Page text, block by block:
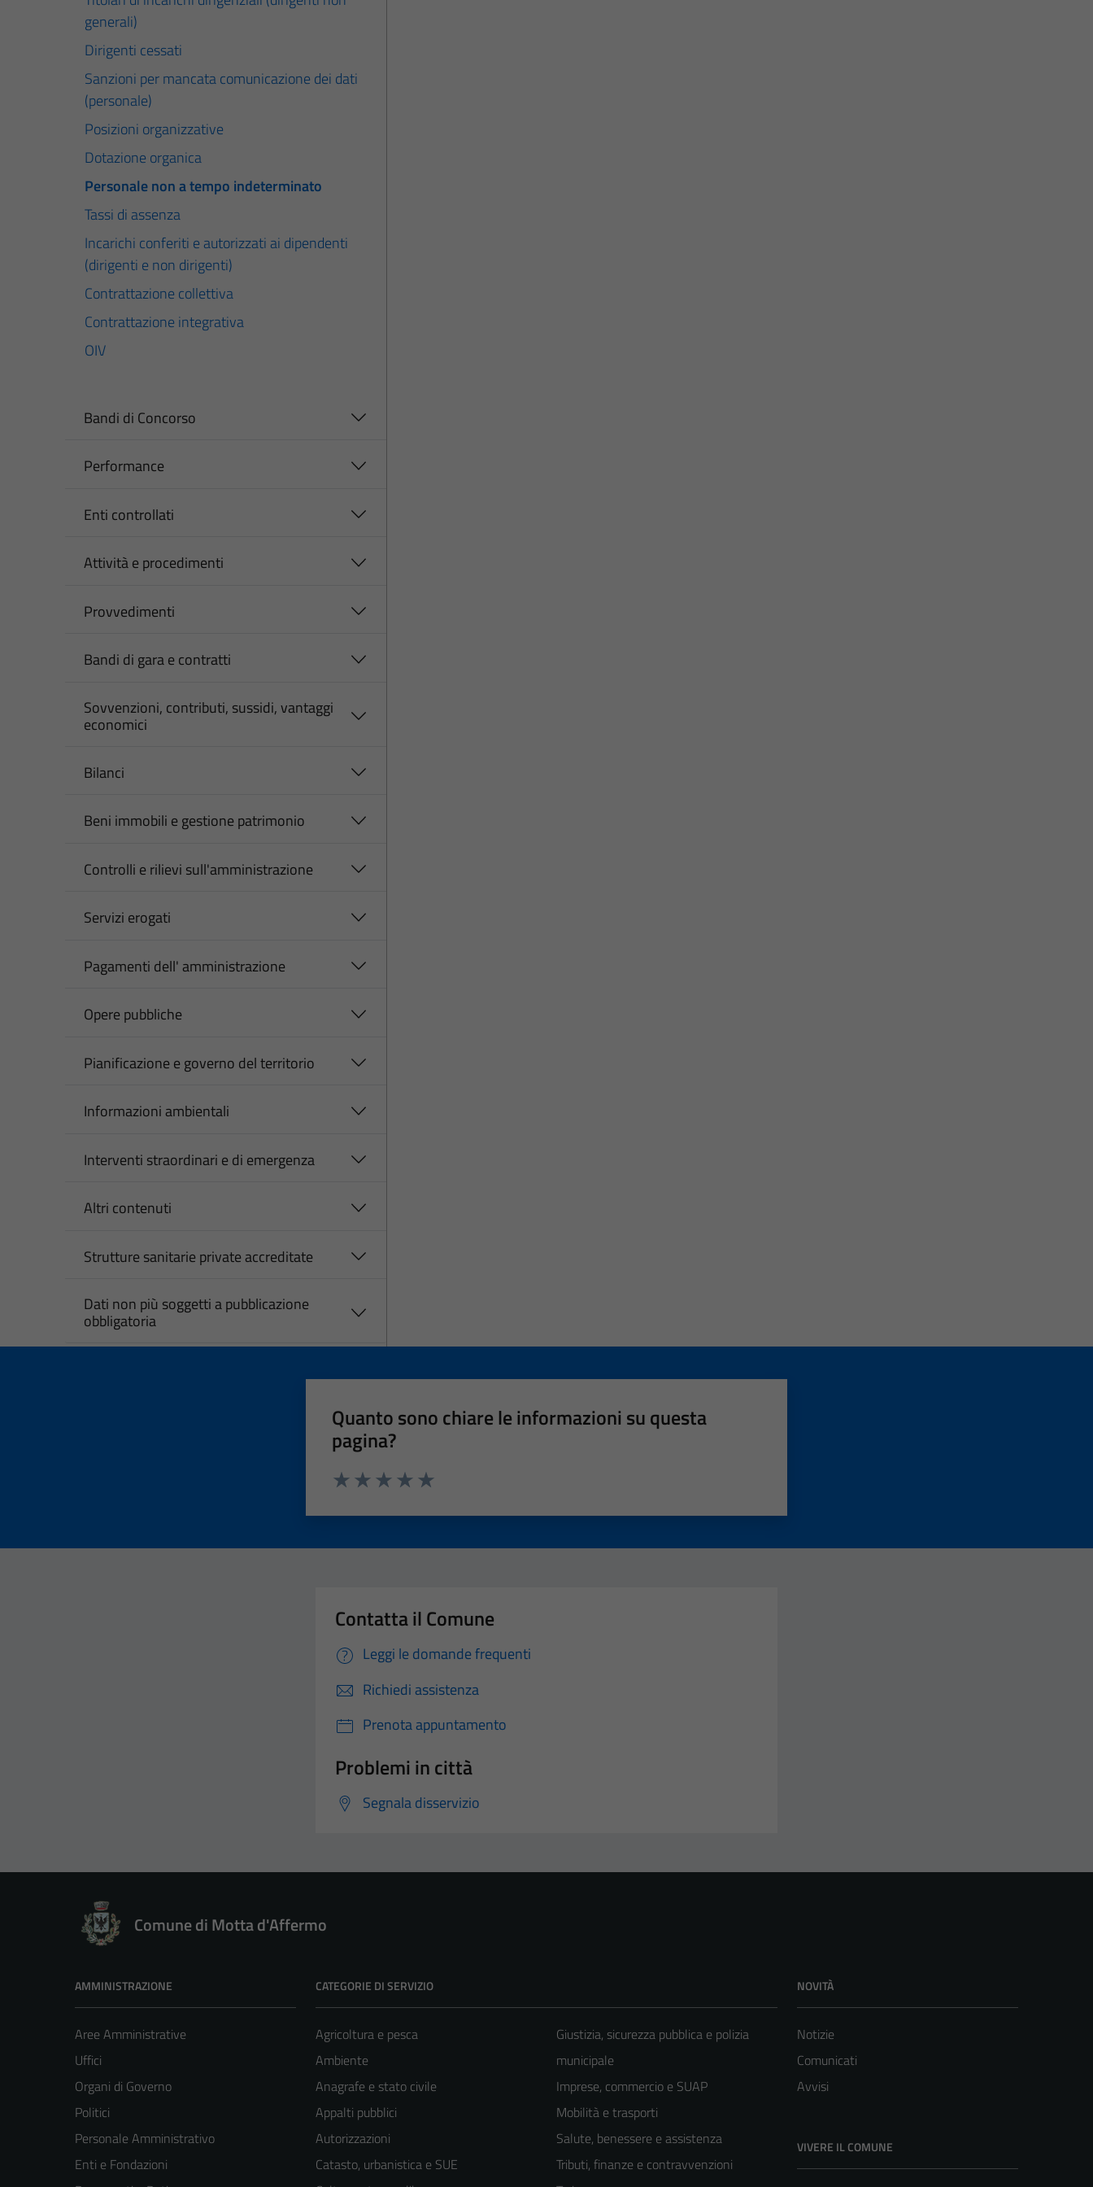
generali)
Dirigenti cessati
Sanzioni per mancata comunicazione dei dati
(personale)
Posizioni organizzative
Dotazione organica
Personale non a tempo indeterminato
Tassi di assenza
Incarichi conferiti e autorizzati ai dipendenti
(dirigenti e non dirigenti)
Contrattazione collettiva
Contrattazione integrativa
OIV
Bandi di Concorso
Performance
Enti controllati
Attività e procedimenti
Provvedimenti
Bandi di gara e contratti
Sovvenzioni, contributi, sussidi, vantaggi
economici
Bilanci
Beni immobili e gestione patrimonio
Controlli e rilievi sull'amministrazione
Servizi erogati
Pagamenti dell' amministrazione
Opere pubbliche
Pianificazione e governo del territorio
Informazioni ambientali
Interventi straordinari e di emergenza
Altri contenuti
Strutture sanitarie private accreditate
Dati non più soggetti a pubblicazione
obbligatoria
Quanto sono chiare le informazioni su questa
pagina?
Contatta il Comune
Leggi le domande frequenti
Richiedi assistenza
Prenota appuntamento
Problemi in città
Segnala disservizio
Comune di Motta d'Affermo
AMMINISTRAZIONE
Aree Amministrative
Uffici
Organi di Governo
Politici
Personale Amministrativo
Enti e Fondazioni
CATEGORIE DI SERVIZIO
Agricoltura e pesca
Ambiente
Anagrafe e stato civile
Appalti pubblici
Autorizzazioni
Catasto, urbanistica e SUE
Giustizia, sicurezza pubblica e polizia
municipale
Imprese, commercio e SUAP
Mobilità e trasporti
Salute, benessere e assistenza
Tributi, finanze e contravvenzioni
NOVITÀ
Notizie
Comunicati
Avvisi
VIVERE IL COMUNE